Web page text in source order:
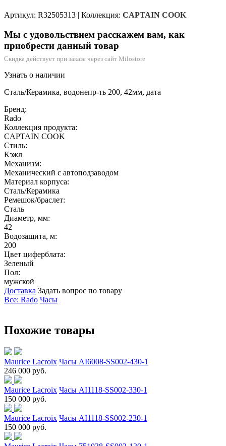
Артикул: R32505313 | Коллекция: CAPTAIN COOK
Мы с удовольствием расскажем вам, как
приобрести данный товар
Скидка действует при заказе через сайт Milostore
Узнать о наличии
Сталь/Керамика, водонепр-ть 200, 42мм, дата
Бренд:
Rado
Коллекция продукта:
CAPTAIN COOK
Стиль:
Кэжл
Механизм:
Механический с автоподзаводом
Материал корпуса:
Сталь/Керамика
Ремешок/браслет:
Сталь
Диаметр, мм:
42
Водозащита, м:
200
Цвет циферблата:
Зеленый
Пол:
мужской
Доставка Задать вопрос по товару
Все: Rado Часы
Похожие товары
Maurice Lacroix Часы AI6008-SS002-430-1
246 000 руб.
Maurice Lacroix Часы AI1118-SS002-330-1
150 000 руб.
Maurice Lacroix Часы AI1118-SS002-230-1
150 000 руб.